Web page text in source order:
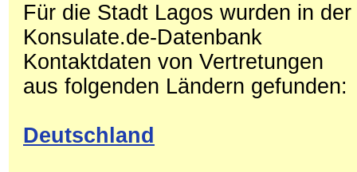
Für die Stadt Lagos wurden in der
Konsulate.de-Datenbank
Kontaktdaten von Vertretungen
aus folgenden Ländern gefunden:
Deutschland